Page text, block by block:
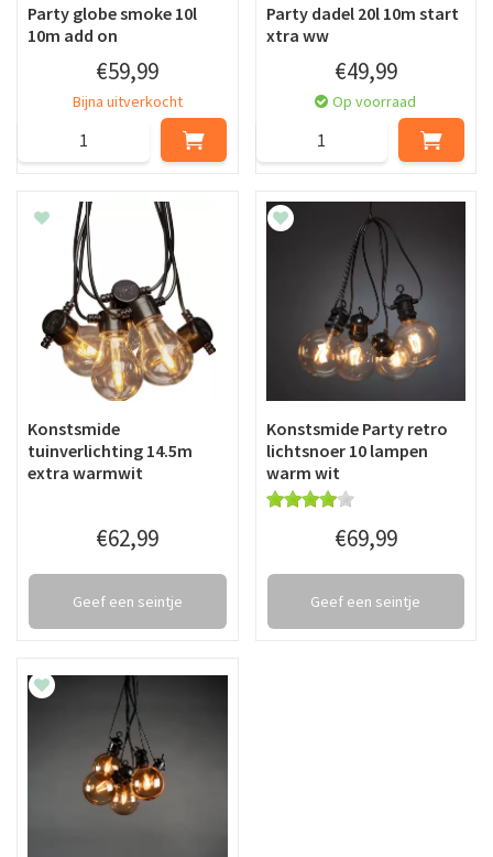
Party globe smoke 10l
10m add on
€59,99
Bijna uitverkocht
Party dadel 20l 10m start
xtra ww
€49,99
Op voorraad
Konstsmide
tuinverlichting 14.5m
extra warmwit
€62,99
Geef een seintje
Konstsmide Party retro
lichtsnoer 10 lampen
warm wit
€69,99
Geef een seintje